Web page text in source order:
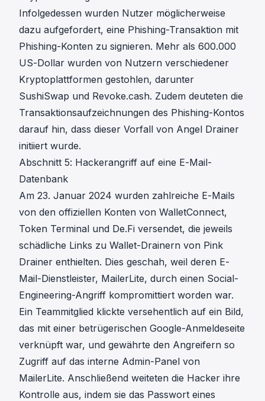
Infolgedessen wurden Nutzer möglicherweise
dazu aufgefordert, eine Phishing-Transaktion mit
Phishing-Konten zu signieren. Mehr als 600.000
US-Dollar wurden von Nutzern verschiedener
Kryptoplattformen gestohlen, darunter
SushiSwap und Revoke.cash. Zudem deuteten die
Transaktionsaufzeichnungen des Phishing-Kontos
darauf hin, dass dieser Vorfall von Angel Drainer
initiiert wurde.
Abschnitt 5: Hackerangriff auf eine E-Mail-
Datenbank
Am 23. Januar 2024 wurden zahlreiche E-Mails
von den offiziellen Konten von WalletConnect,
Token Terminal und De.Fi versendet, die jeweils
schädliche Links zu Wallet-Drainern von Pink
Drainer enthielten. Dies geschah, weil deren E-
Mail-Dienstleister, MailerLite, durch einen Social-
Engineering-Angriff kompromittiert worden war.
Ein Teammitglied klickte versehentlich auf ein Bild,
das mit einer betrügerischen Google-Anmeldeseite
verknüpft war, und gewährte den Angreifern so
Zugriff auf das interne Admin-Panel von
MailerLite. Anschließend weiteten die Hacker ihre
Kontrolle aus, indem sie das Passwort eines